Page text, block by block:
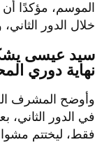
الموسم، مؤكدًا
خلال الدور
سيد عيسى
نهاية دوري
فقط، ليختتم